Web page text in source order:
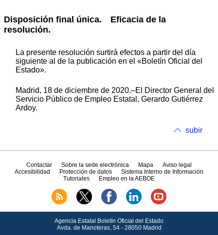
Disposición final única. Eficacia de la
resolución.
La presente resolución surtirá efectos a partir del día
siguiente al de la publicación en el «Boletín Oficial del
Estado».
Madrid, 18 de diciembre de 2020.–El Director General del
Servicio Público de Empleo Estatal, Gerardo Gutiérrez
Ardoy.
subir
Contactar Sobre la sede electrónica Mapa
Aviso legal
Accesibilidad
Protección de datos
Sistema Interno de Información
Tutoriales
Empleo en la AEBOE
Agencia Estatal Boletín Oficial del Estado
Avda.de Manoteras, 54 - 28050 Madrid